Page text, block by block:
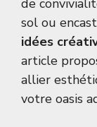
de
sol ou
idées
article
allier
votre oasis